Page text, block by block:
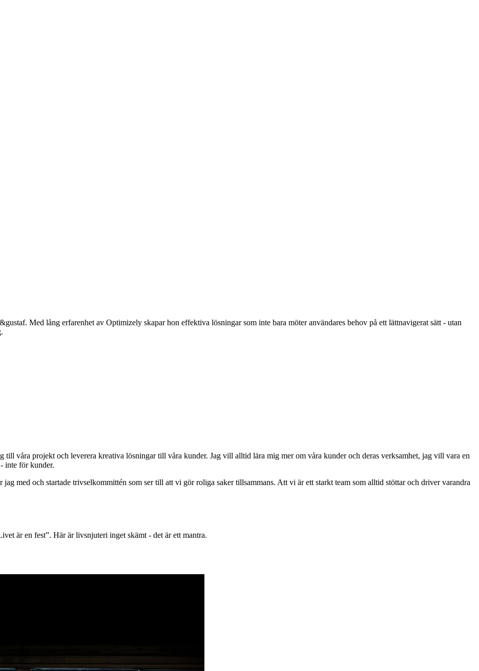
Med lång erfarenhet av Optimizely skapar hon effektiva lösningar som inte bara möter användares behov på ett lättnavigerat sätt - utan
till våra projekt och leverera kreativa lösningar till våra kunder. Jag vill alltid lära mig mer om våra kunder och deras verksamhet, jag vill vara en
inte för kunder.
med och startade trivselkommittén som ser till att vi gör roliga saker tillsammans. Att vi är ett starkt team som alltid stöttar och driver varandra
är en fest”. Här är livsnjuteri inget skämt - det är ett mantra.